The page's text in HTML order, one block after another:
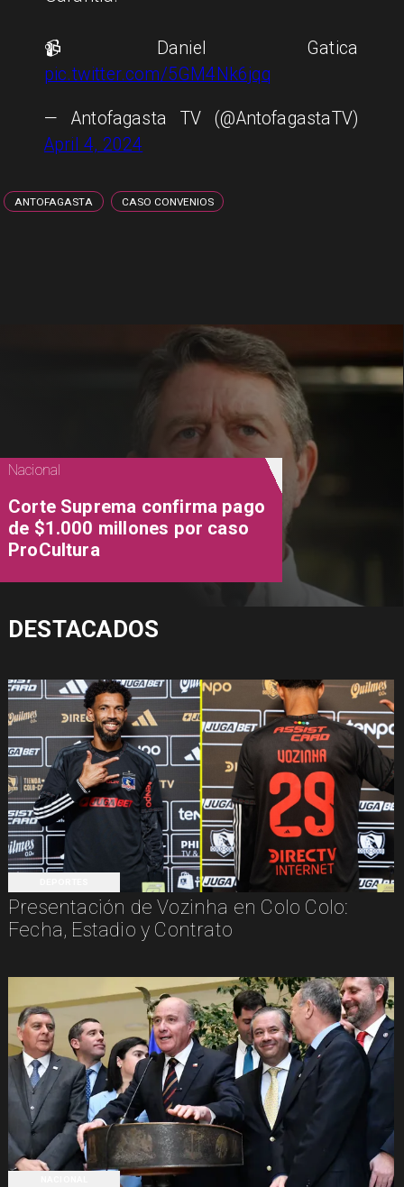
📹Daniel Gatica
pic.twitter.com/5GM4Nk6jqq
— Antofagasta TV (@AntofagastaTV)
April 4, 2024
ANTOFAGASTA CASO CONVENIOS
Presentación de Vozinha en Colo Colo:
Fecha, Estadio y Contrato
Nacional
Corte Suprema confirma pago
de $1.000 millones por caso
ProCultura
DESTACADOS